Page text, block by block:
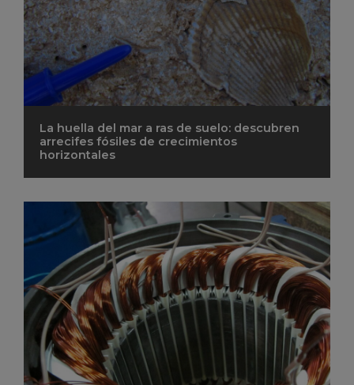
La huella del mar a ras de suelo: descubren
arrecifes fósiles de crecimientos
horizontales